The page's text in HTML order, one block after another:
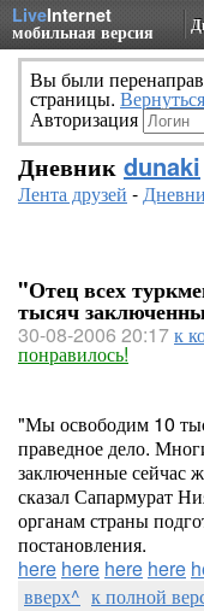
LiveInternet
мобильная версия
Вы были
страницы.
Авторизация
Дневник dunaki
Лента друзей -
"Отец всех
тысяч
30-08-2006 20:17к
понравилось!
"Мы освободим 10
праведное дело.
заключенные сейчас
сказал Сапармурат
органам страны
постановления.
here here here here
вверх^ к полной